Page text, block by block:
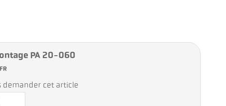
PA 20-060
demander cet article